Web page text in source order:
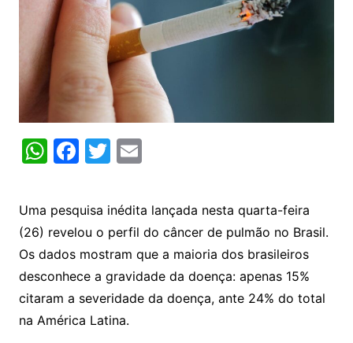
W
at
s
A
p
p
F
c
e
b
o
o
k
T
itt
er
E
ai
l
Uma pesquisa inédita lançada nesta quarta-feira
(26) revelou o perfil do câncer de pulmão no Brasil.
Os dados mostram que a maioria dos brasileiros
desconhece a gravidade da doença: apenas 15%
citaram a severidade da doença, ante 24% do total
na América Latina.